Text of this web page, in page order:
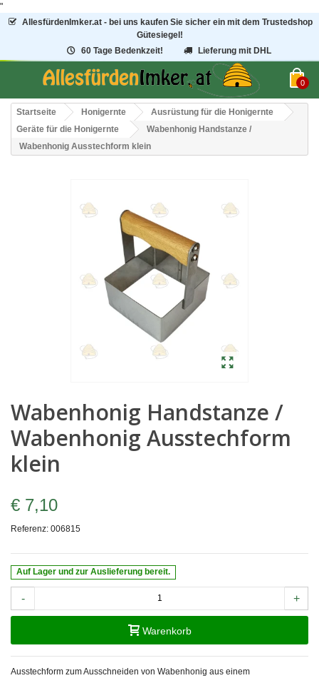
"
AllesfürdenImker.at - bei uns kaufen Sie sicher ein mit dem Trustedshop
Gütesiegel!
60 Tage Bedenkzeit!
Lieferung mit DHL
0
Startseite Honigernte
Ausrüstung für die Honigernte
Geräte für die Honigernte
Wabenhonig Handstanze /
Wabenhonig Ausstechform klein
Wabenhonig Handstanze /
Wabenhonig Ausstechform
klein
€ 7,10
Referenz: 006815
Auf Lager und zur Auslieferung bereit.
- +
Warenkorb
Ausstechform zum Ausschneiden von Wabenhonig aus einem